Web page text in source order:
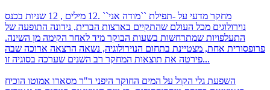
מחקר מדעי על -תפילת ``מודה אני`` .12 מילים , 12 שניות
בכנס
נוירולוגים מכל העולם שהתקיים בארצות הברית, נידונה התופעה של
התעלפויות שמתרחשות בשעות הבוקר מיד לאחר הקימה מן השינה.
פרופסורית אחת, מצטיינת בתחום הנוירולוגיה, נשאה הרצאה ארוכה שבה
פירטה את תוצאות המחקר רב השנים שערכה בסוגיה זו...
השפעת גלי הקול על המים החוקר היפני ד"ר מסארו אמוטו הוכיח